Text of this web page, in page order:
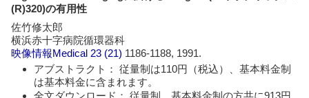
(R)320)の有用性
佐竹修太郎
横浜赤十字病院循環器科
映像情報Medical 23 (21) 1186-1188, 1991.
アブストラクト： 従量制は110円（税込）、基本料金制
は基本料金に含まれます。